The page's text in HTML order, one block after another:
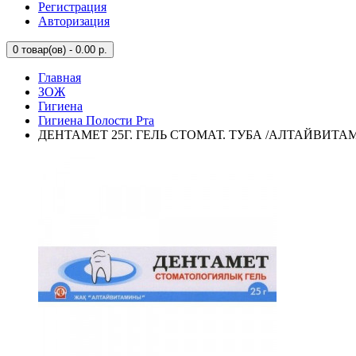
Регистрация
Авторизация
0 товар(ов) - 0.00 р.
Главная
ЗОЖ
Гигиена
Гигиена Полости Рта
ДЕНТАМЕТ 25Г. ГЕЛЬ СТОМАТ. ТУБА /